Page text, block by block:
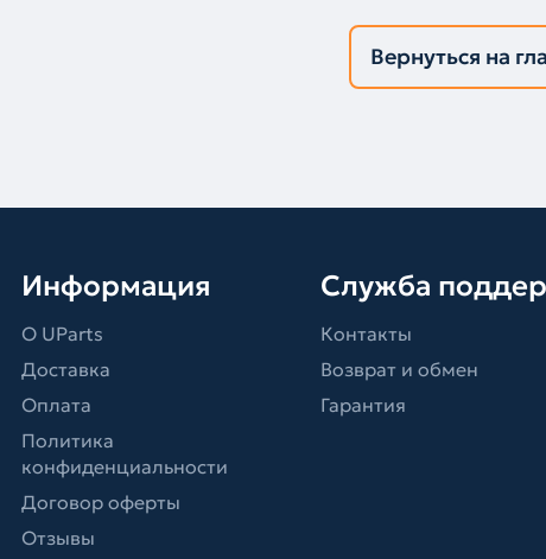
Вернуться на
Информация
О UParts
Доставка
Оплата
Политика
конфиденциальности
Договор оферты
Отзывы
Служба
Контакты
Возврат и обмен
Гарантия